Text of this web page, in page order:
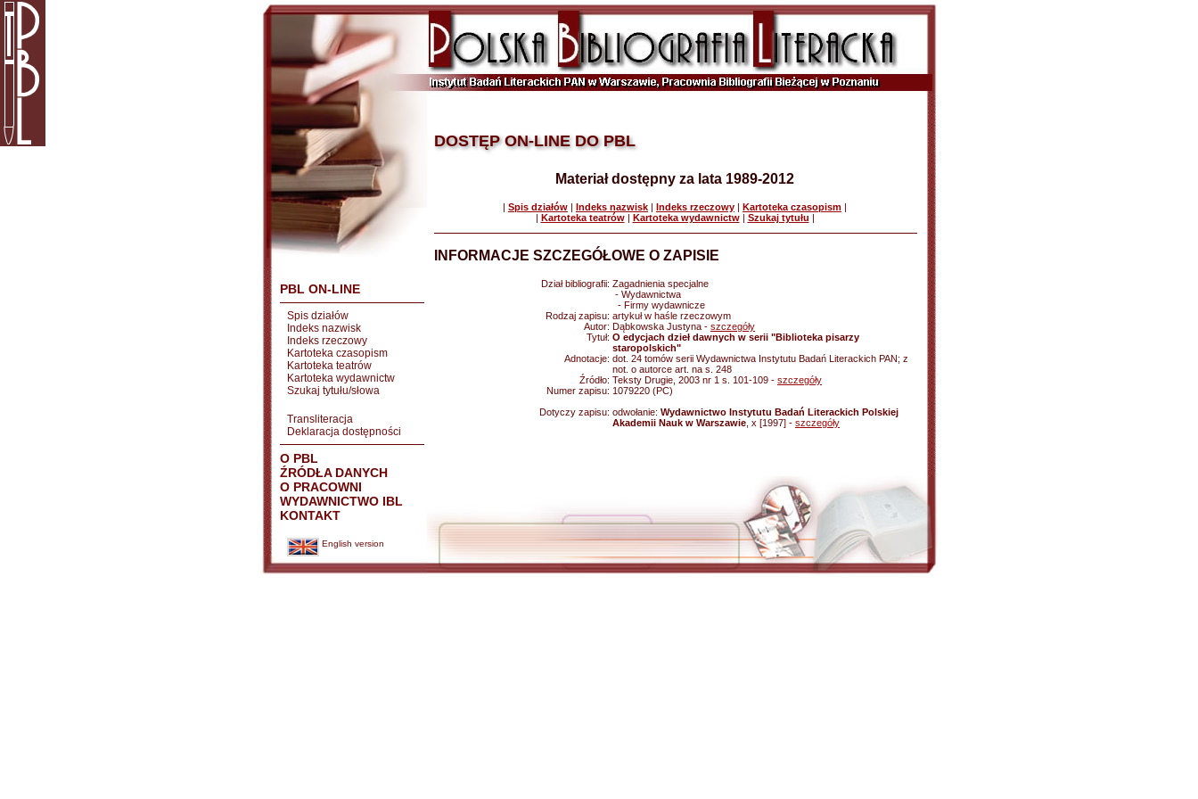
PBL ON-LINE
Spis działów
Indeks nazwisk
Indeks rzeczowy
Kartoteka czasopism
Kartoteka teatrów
Kartoteka wydawnictw
Szukaj tytułu/słowa
Transliteracja
Deklaracja dostępności
O PBL
ŹRÓDŁA DANYCH
O PRACOWNI
WYDAWNICTWO IBL
KONTAKT
English version
DOSTĘP ON-LINE DO PBL
Materiał dostępny za lata 1989-2012
| Spis działów | Indeks nazwisk | Indeks rzeczowy | Kartoteka czasopism |
| Kartoteka teatrów| Kartoteka wydawnictw| Szukaj tytułu |
INFORMACJE SZCZEGÓŁOWE O ZAPISIE
Dział bibliografii: Zagadnienia specjalne
- Wydawnictwa
- Firmy wydawnicze
Rodzaj zapisu: artykuł w haśle rzeczowym
Autor: Dąbkowska Justyna - szczegóły
Tytuł: O edycjach dzieł dawnych w serii "Biblioteka pisarzy
staropolskich"
Adnotacje: dot. 24 tomów serii Wydawnictwa Instytutu Badań Literackich PAN; z
not. o autorce art. na s. 248
Źródło: Teksty Drugie, 2003 nr 1 s. 101-109 - szczegóły
Numer zapisu: 1079220 (PC)
Dotyczy zapisu: odwołanie: Wydawnictwo Instytutu Badań Literackich Polskiej
Akademii Nauk w Warszawie , x [1997] - szczegóły